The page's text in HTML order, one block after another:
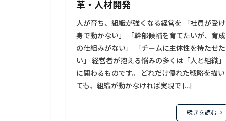
革・人材開発
人が育ち、組織が強くなる経営を 「社員が受け
身で動かない」 「幹部候補を育てたいが、育成
の仕組みがない」 「チームに主体性を持たせた
い」 経営者が抱える悩みの多くは「人と組織」
に関わるものです。 どれだけ優れた戦略を描い
ても、組織が動かなければ実現で […]
続きを読む